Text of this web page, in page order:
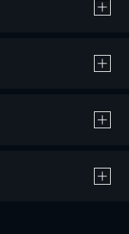
る作品の購入 / レンタルです。